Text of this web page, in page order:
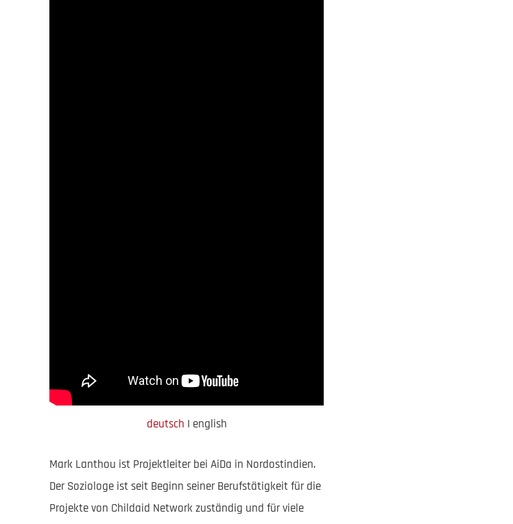
deutsch I english
Mark Lanthou ist Projektleiter bei AiDa in Nordostindien.
Der Soziologe ist seit Beginn seiner Berufstätigkeit für die
Projekte von Childaid Network zuständig und für viele